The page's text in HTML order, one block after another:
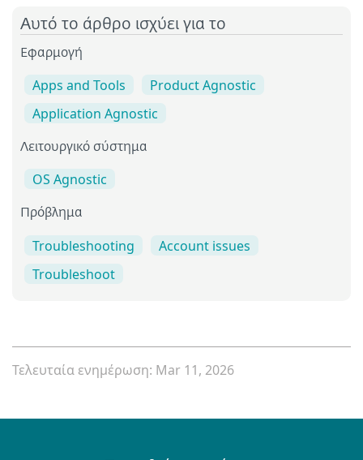
Αυτό το άρθρο ισχύει για το
Εφαρμογή
Apps and Tools
Product Agnostic
Application Agnostic
Λειτουργικό σύστημα
OS Agnostic
Πρόβλημα
Troubleshooting
Account issues
Troubleshoot
Τελευταία ενημέρωση: Mar 11, 2026